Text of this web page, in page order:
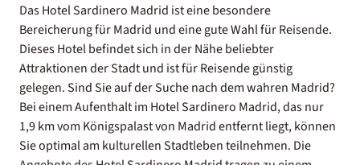
Das Hotel Sardinero Madrid ist eine besondere
Bereicherung für Madrid und eine gute Wahl für Reisende.
Dieses Hotel befindet sich in der Nähe beliebter
Attraktionen der Stadt und ist für Reisende günstig
gelegen. Sind Sie auf der Suche nach dem wahren Madrid?
Bei einem Aufenthalt im Hotel Sardinero Madrid, das nur
1,9 km vom Königspalast von Madrid entfernt liegt, können
Sie optimal am kulturellen Stadtleben teilnehmen. Die